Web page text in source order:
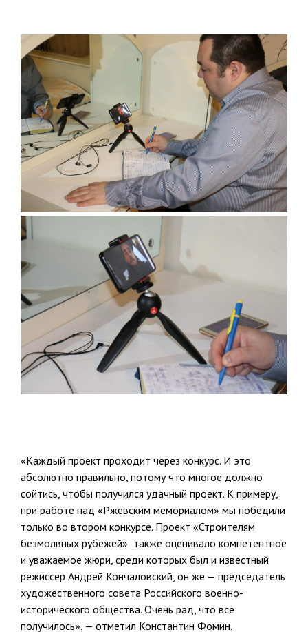
«Каждый проект проходит через конкурс. И это
абсолютно правильно, потому что многое должно
сойтись, чтобы получился удачный проект. К примеру,
при работе над «Ржевским мемориалом» мы победили
только во втором конкурсе. Проект «Строителям
безмолвных рубежей» также оценивало компетентное
и уважаемое жюри, среди которых был и известный
режиссёр Андрей Кончаловский, он же — председатель
художественного совета Российского военно-
исторического общества. Очень рад, что все
получилось», — отметил Константин Фомин.